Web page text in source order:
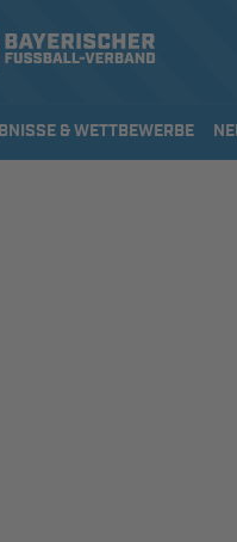
& WETTBEWERBE